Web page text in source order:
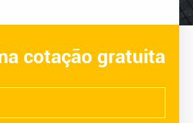
cotação gratuita